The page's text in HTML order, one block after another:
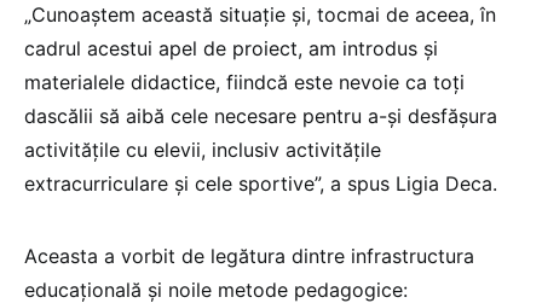
„Cunoaștem această situație și, tocmai de aceea, în
cadrul acestui apel de proiect, am introdus și
materialele didactice, fiindcă este nevoie ca toți
dascălii să aibă cele necesare pentru a-și desfășura
activitățile cu elevii, inclusiv activitățile
extracurriculare și cele sportive”, a spus Ligia Deca.
Aceasta a vorbit de legătura dintre infrastructura
educațională și noile metode pedagogice: